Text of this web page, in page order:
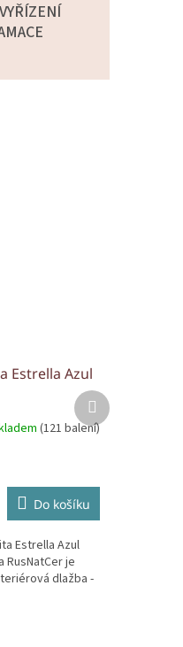
Estrella Azul
(121 balení)
Do košíku
Estrella Azul
RusNatCer je
dlažba -
Další
produkt